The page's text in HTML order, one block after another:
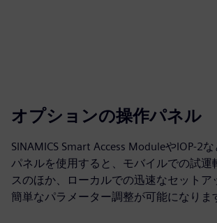
オプションの操作パネル
SINAMICS Smart Access ModuleやIOP-2
パネルを使用すると、モバイルでの試運
スのほか、ローカルでの迅速なセットア
簡単なパラメーター調整が可能になりま